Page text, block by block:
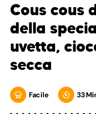
Cous cous
della
uvetta,
secca
Facile 33